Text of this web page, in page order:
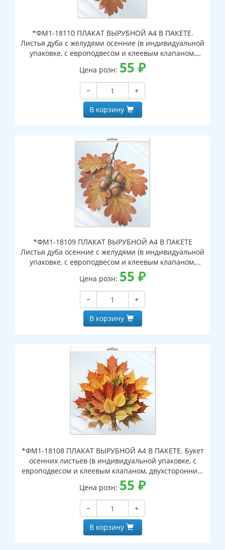
*ФМ1-18110 ПЛАКАТ ВЫРУБНОЙ А4 В ПАКЕТЕ.
Листья дуба с желудями осенние (в индивидуальной
упаковке, с европодвесом и клеевым клапаном,
двухсторонний, ВД-лак)
Цена розн: 55 ₽
−
+
В корзину
*ФМ1-18109 ПЛАКАТ ВЫРУБНОЙ А4 В ПАКЕТЕ
Листья дуба осенние с желудями (в индивидуальной
упаковке, с европодвесом и клеевым клапаном,
двухсторонний, ВД-лак)
Цена розн: 55 ₽
−
+
В корзину
*ФМ1-18108 ПЛАКАТ ВЫРУБНОЙ А4 В ПАКЕТЕ. Букет
осенних листьев (в индивидуальной упаковке, с
европодвесом и клеевым клапаном, двухсторонний,
ВД-лак)
Цена розн: 55 ₽
−
+
В корзину